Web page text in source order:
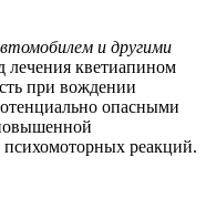
и другими
лечения кветиапином
при вождении
опасными
реакций.